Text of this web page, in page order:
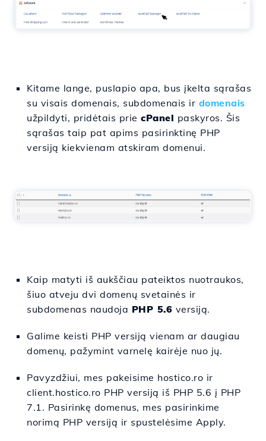
Kitame lange, puslapio apa, bus įkelta sąrašas
su visais domenais, subdomenais ir domenais
užpildyti, pridėtais prie cPanel paskyros. Šis
sąrašas taip pat apims pasirinktinę PHP
versiją kiekvienam atskiram domenui.
Kaip matyti iš aukščiau pateiktos nuotraukos,
šiuo atveju dvi domenų svetainės ir
subdomenas naudoja PHP 5.6 versiją.
Galime keisti PHP versiją vienam ar daugiau
domenų, pažymint varnelę kairėje nuo jų.
Pavyzdžiui, mes pakeisime hostico.ro ir
client.hostico.ro PHP versiją iš PHP 5.6 į PHP
7.1. Pasirinkę domenus, mes pasirinkime
norimą PHP versiją ir spustelėsime Apply.